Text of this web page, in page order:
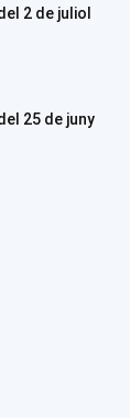
2 de juliol
25 de juny